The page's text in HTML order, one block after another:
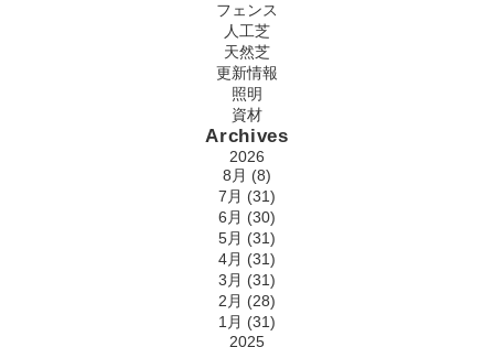
フェンス
人工芝
天然芝
更新情報
照明
資材
Archives
2026
8月 (8)
7月 (31)
6月 (30)
5月 (31)
4月 (31)
3月 (31)
2月 (28)
1月 (31)
2025